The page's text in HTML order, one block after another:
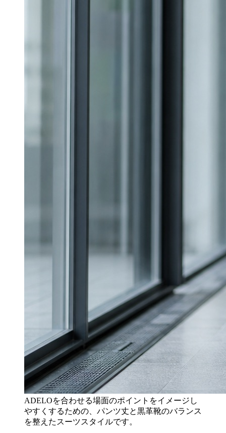
ADELOを合わせる場面のポイントをイメージし
やすくするための、パンツ丈と黒革靴のバランス
を整えたスーツスタイルです。